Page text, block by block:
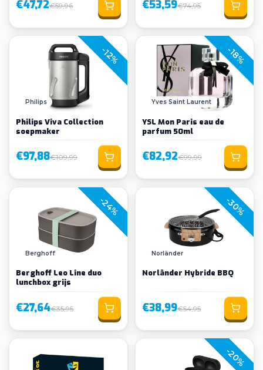
€47,72€59,96 €53,59€74,95
-12%
Philips
Philips Viva Collection
soepmaker
€97,88€109,99
-18%
Yves Saint Laurent
YSL Mon Paris eau de
parfum 50ml
€82,92€99,99
-24%
Berghoff
Berghoff Leo Line duo
lunchbox grijs
€27,64€35,95
-30%
Norländer
Norländer Hybride BBQ
€38,99€54,95
-20%